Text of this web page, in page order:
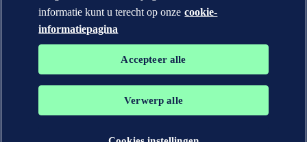
De handelsmerken DNV GL®, DNV®, Horizon Graphic en Det
Veritas groep. Alle rechten voorbehouden.
informatie kunt u terecht op onze cookie-
informatiepagina
Accepteer alle
Verwerp alle